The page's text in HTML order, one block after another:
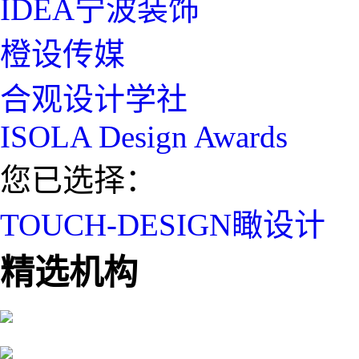
IDEA宁波装饰
橙设传媒
合观设计学社
ISOLA Design Awards
您已选择：
TOUCH-DESIGN瞰设计
精选机构